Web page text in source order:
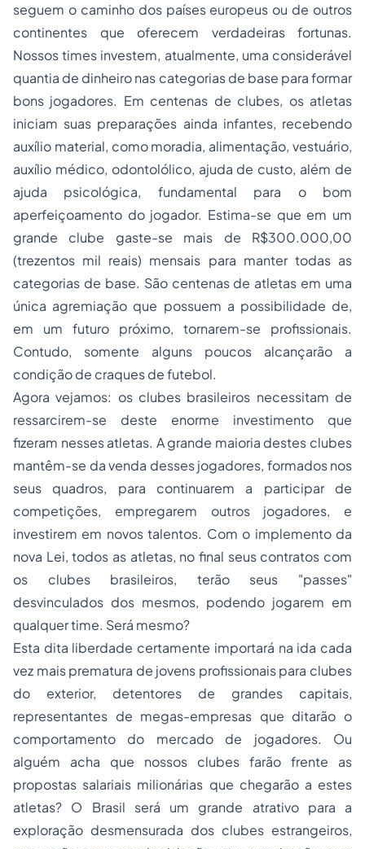
seguem o caminho dos países europeus ou de outros
continentes que oferecem verdadeiras fortunas.
Nossos times investem, atualmente, uma considerável
quantia de dinheiro nas categorias de base para formar
bons jogadores. Em centenas de clubes, os atletas
iniciam suas preparações ainda infantes, recebendo
auxílio material, como moradia, alimentação, vestuário,
auxílio médico, odontolólico, ajuda de custo, além de
ajuda psicológica, fundamental para o bom
aperfeiçoamento do jogador. Estima-se que em um
grande clube gaste-se mais de R$300.000,00
(trezentos mil reais) mensais para manter todas as
categorias de base. São centenas de atletas em uma
única agremiação que possuem a possibilidade de,
em um futuro próximo, tornarem-se profissionais.
Contudo, somente alguns poucos alcançarão a
condição de craques de futebol.
Agora vejamos: os clubes brasileiros necessitam de
ressarcirem-se deste enorme investimento que
fizeram nesses atletas. A grande maioria destes clubes
mantêm-se da venda desses jogadores, formados nos
seus quadros, para continuarem a participar de
competições, empregarem outros jogadores, e
investirem em novos talentos. Com o implemento da
nova Lei, todos as atletas, no final seus contratos com
os clubes brasileiros, terão seus "passes"
desvinculados dos mesmos, podendo jogarem em
qualquer time. Será mesmo?
Esta dita liberdade certamente importará na ida cada
vez mais prematura de jovens profissionais para clubes
do exterior, detentores de grandes capitais,
representantes de megas-empresas que ditarão o
comportamento do mercado de jogadores. Ou
alguém acha que nossos clubes farão frente as
propostas salariais milionárias que chegarão a estes
atletas? O Brasil será um grande atrativo para a
exploração desmensurada dos clubes estrangeiros,